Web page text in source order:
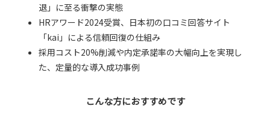
退」に至る衝撃の実態
HRアワード2024受賞、日本初の口コミ回答サイト
「kai」による信頼回復の仕組み
採用コスト20%削減や内定承諾率の大幅向上を実現し
た、定量的な導入成功事例
こんな方におすすめです